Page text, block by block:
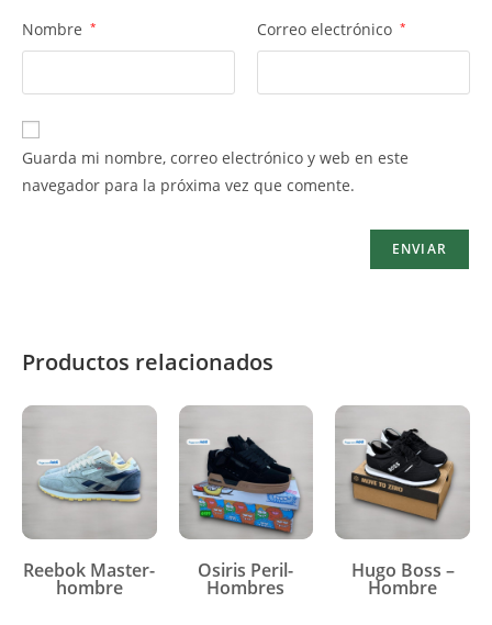
Nombre * Correo electrónico *
Guarda mi nombre, correo electrónico y web en este
navegador para la próxima vez que comente.
Productos relacionados
Reebok Master-
hombre
Osiris Peril-
Hombres
Hugo Boss –
Hombre